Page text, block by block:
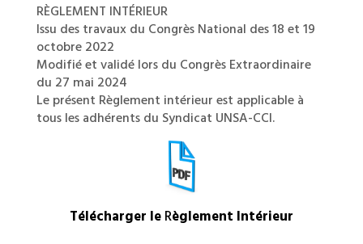
RÈGLEMENT INTÉRIEUR
Issu des travaux du Congrès National des 18 et 19
octobre 2022
Modifié et validé lors du Congrès Extraordinaire
du 27 mai 2024
Le présent Règlement intérieur est applicable à
tous les adhérents du Syndicat UNSA-CCI.
Télécharger leRèglement Intérieur